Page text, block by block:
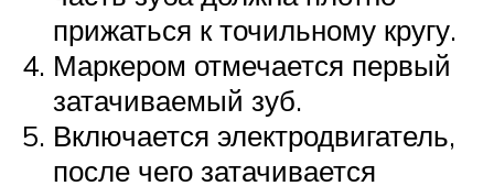
прижаться к точильному кругу.
Маркером отмечается первый
затачиваемый зуб.
Включается электродвигатель,
после чего затачивается